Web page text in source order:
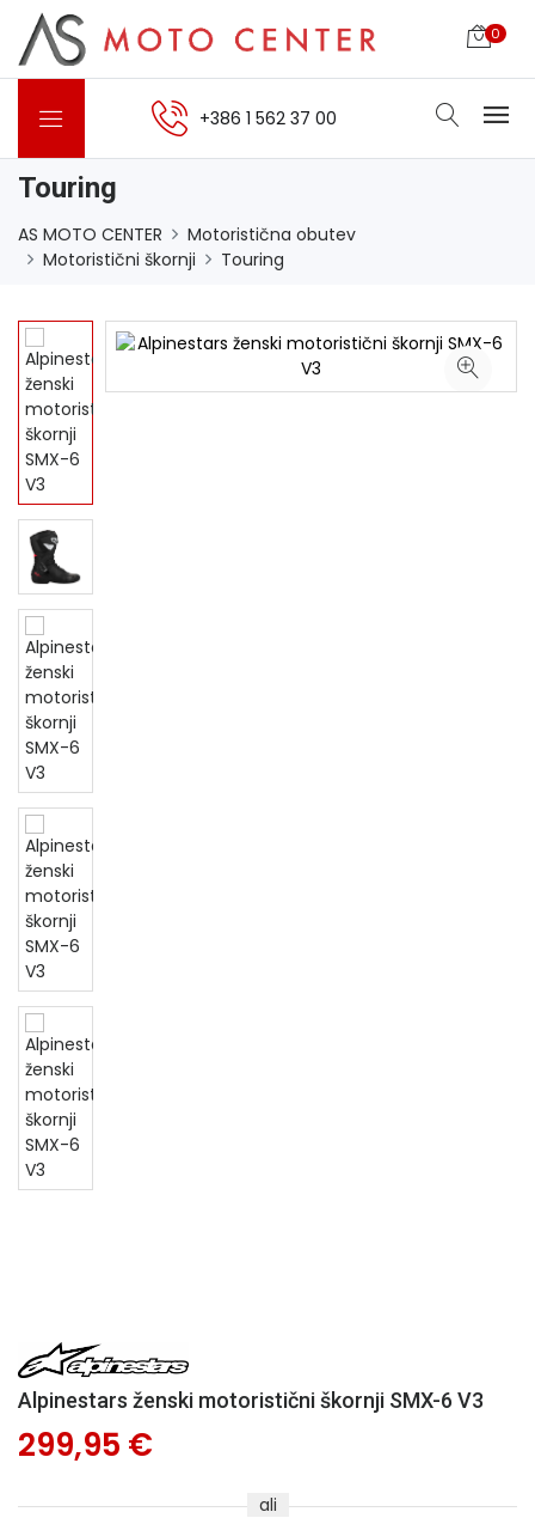
0
+386 1 562 37 00
Touring
AS MOTO CENTER
Motoristična obutev
Motoristični škornji
Touring
Alpinestars ženski motoristični škornji SMX-6 V3
299,95 €
ali